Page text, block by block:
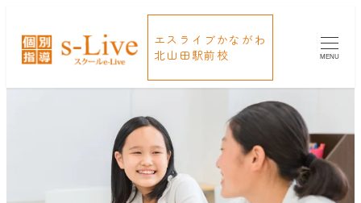
エスライブかながわ
北山田駅前校
MENU